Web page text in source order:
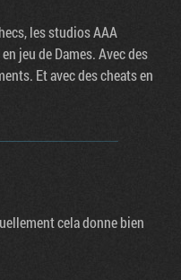
les studios AAA
jeu de Dames. Avec des
Et avec des cheats en
cela donne bien